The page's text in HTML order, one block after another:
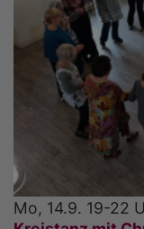
Mo, 14.9. 19-22